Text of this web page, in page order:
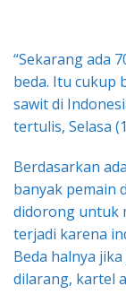
“Sekarang ada
beda. Itu cukup
sawit di
tertulis, Selasa
Berdasarkan
banyak pemain
didorong untuk
terjadi karena
Beda halnya
dilarang, kartel